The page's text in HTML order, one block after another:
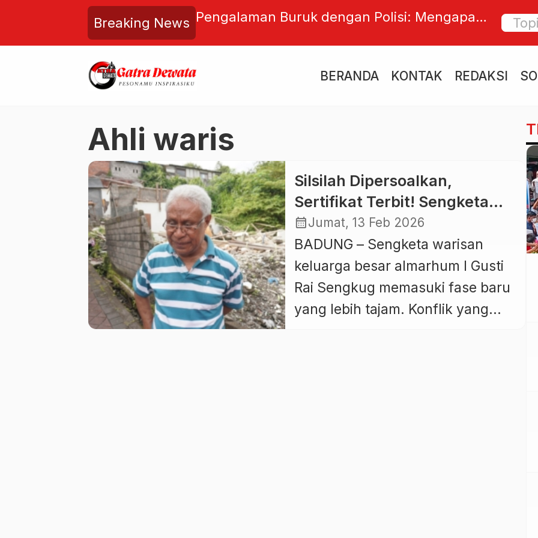
Breaking News
Tak Sengaja Menemukan
Wajah yang Diduga Patung
Pengalaman Buruk dengan Polisi: Mengapa
BERANDA KONTAK REDAKSI
Ahli waris
Silsilah Dipersoalkan,
Sertifikat Terbit! Sengketa
Waris Keluarga I Gusti Rai
Sengkug Mengarah ke
Dugaan Pidana
calendar_monthJumat, 13 Feb 2026
BADUNG – Sengketa warisan
keluarga besar almarhum I Gusti
Rai Sengkug memasuki fase baru
yang lebih tajam. Konflik yang